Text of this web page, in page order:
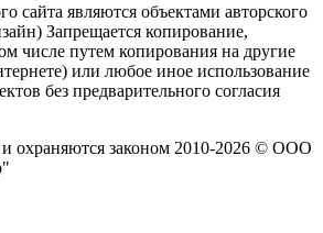
сайта являются объектами авторского
Запрещается копирование,
числе путем копирования на другие
или любое иное использование
без предварительного согласия
охраняются законом 2010-2026 © ООО